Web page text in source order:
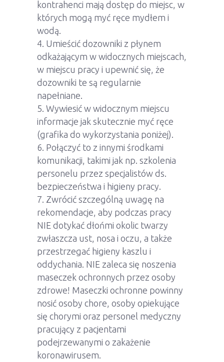
kontrahenci mają dostęp do miejsc, w
których mogą myć ręce mydłem i
wodą.
Umieścić dozowniki z płynem
odkażającym w widocznych miejscach,
w miejscu pracy i upewnić się, że
dozowniki te są regularnie
napełniane.
Wywiesić w widocznym miejscu
informacje jak skutecznie myć ręce
(grafika do wykorzystania poniżej).
Połączyć to z innymi środkami
komunikacji, takimi jak np. szkolenia
personelu przez specjalistów ds.
bezpieczeństwa i higieny pracy.
Zwrócić szczególną uwagę na
rekomendacje, aby podczas pracy
NIE dotykać dłońmi okolic twarzy
zwłaszcza ust, nosa i oczu, a także
przestrzegać higieny kaszlu i
oddychania. NIE zaleca się noszenia
maseczek ochronnych przez osoby
zdrowe! Maseczki ochronne powinny
nosić osoby chore, osoby opiekujące
się chorymi oraz personel medyczny
pracujący z pacjentami
podejrzewanymi o zakażenie
koronawirusem.